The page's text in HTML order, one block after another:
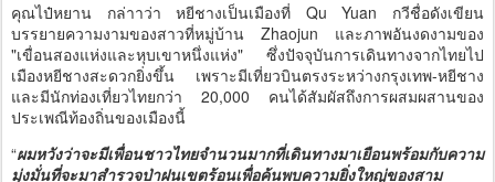
คุณไป๋หยาน กล่าาว่า หยีชางเป็นเมืองที่ Qu Yuan กวีชื่อดังเขียน
บรรยายความงามของสาวที่หมู่บ้าน Zhaojun และภาพอันงดงามของ
"เขื่อนสองแห่งและหุบเขาหนึ่งแห่ง" ซึ่งปัจจุบันการเดินทางจากไทยไป
เมืองหยีชางสะดวกยิ่งขึ้น เพราะมีเที่ยวบินตรงระหว่างกรุงเทพ-หยีชาง
และมีนักท่องเที่ยวไทยกว่า 20,000 คนได้สัมผัสถึงการผสมผสานของ
ประเพณีท้องถิ่นของเมืองนี้
“ผมหวังว่าจะมีเพื่อนชาวไทยจำนวนมากที่เดินทางมาเยือนพร้อมกับความ
มุ่งมั่นที่จะมาสำรวจป่าฝนเขตร้อนเพื่อค้นพบความยิ่งใหญ่ของสาม